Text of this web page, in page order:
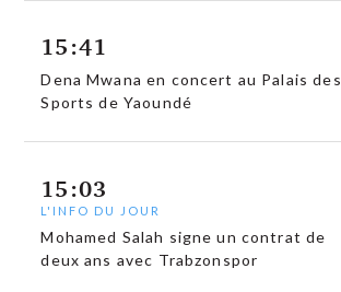
15:41
Dena Mwana en concert au Palais des
Sports de Yaoundé
15:03
L'INFO DU JOUR
Mohamed Salah signe un contrat de
deux ans avec Trabzonspor